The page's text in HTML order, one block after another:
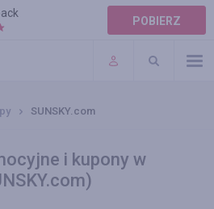
POBIERZ
SUNSKY.com
i kupony w